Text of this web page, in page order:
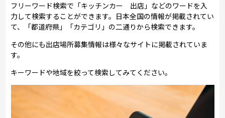
フリーワード検索で「キッチンカー 出店」などのワードを入
力して検索することができます。日本全国の情報が掲載されてい
て、「都道府県」「カテゴリ」の二通りから検索できます。
その他にも出店場所募集情報は様々なサイトに掲載されていま
す。
キーワードや地域を絞って検索してみてください。